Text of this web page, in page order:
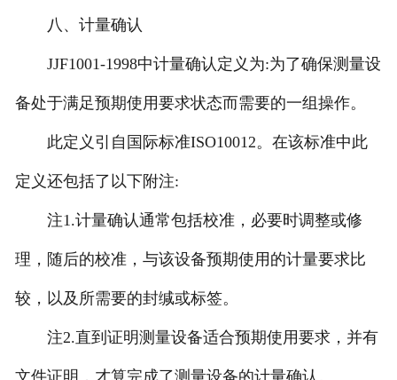
八、计量确认
JJF1001-1998中计量确认定义为:为了确保测量设
备处于满足预期使用要求状态而需要的一组操作。
此定义引自国际标准ISO10012。在该标准中此
定义还包括了以下附注:
注1.计量确认通常包括校准，必要时调整或修
理，随后的校准，与该设备预期使用的计量要求比
较，以及所需要的封缄或标签。
注2.直到证明测量设备适合预期使用要求，并有